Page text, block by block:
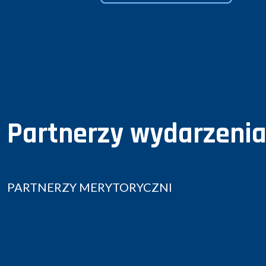
Partnerzy wydarzenia
PARTNERZY MERYTORYCZNI